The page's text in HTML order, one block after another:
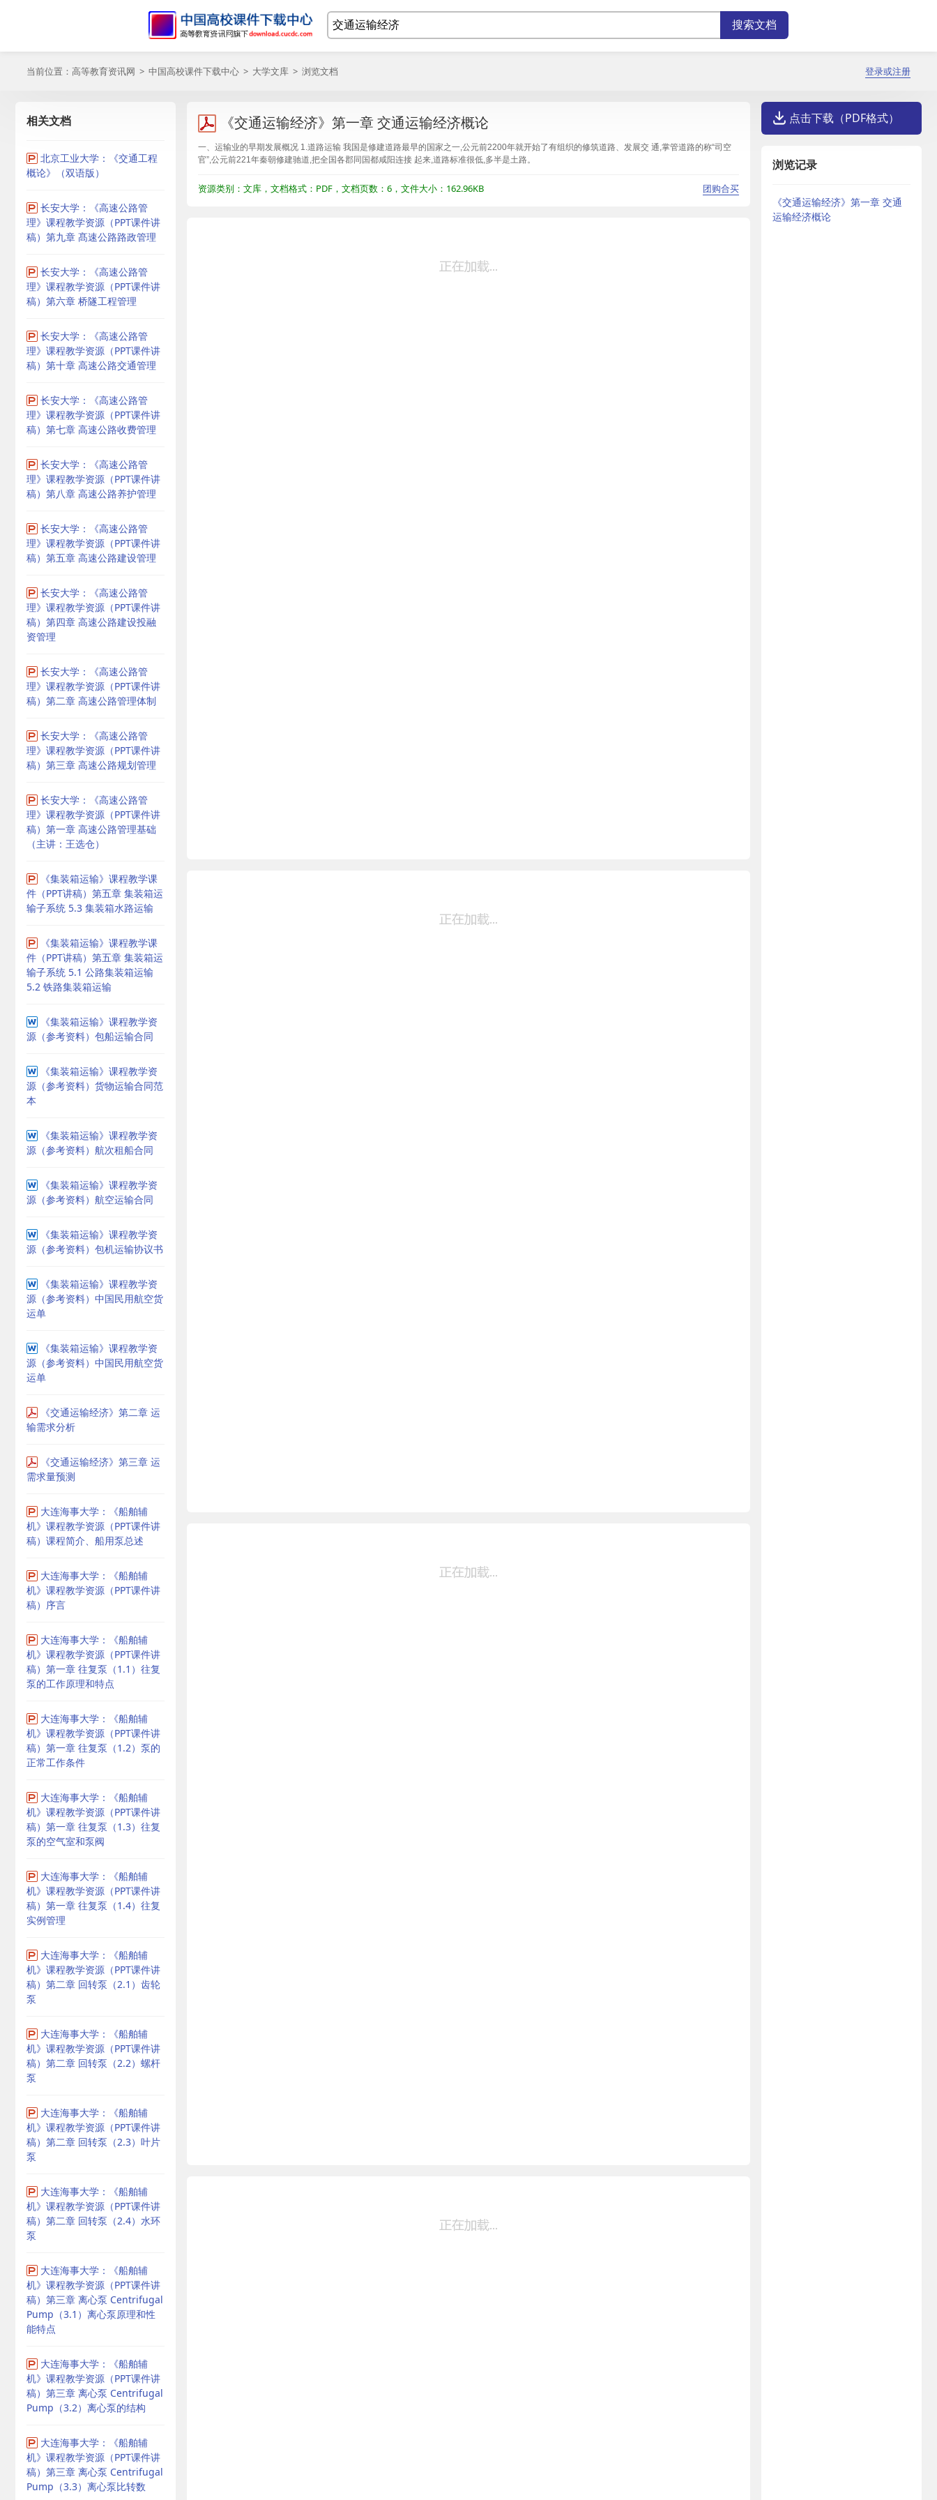
当前位置： 高等教育资讯网 > 中国高校课件下载中心 > 大学文库 > 浏览文档 登录或注册
相关文档
北京工业大学：《交通工程
概论》（双语版）
长安大学：《高速公路管
理》课程教学资源（PPT课件讲
稿）第九章 髙速公路路政管理
长安大学：《高速公路管
理》课程教学资源（PPT课件讲
稿）第六章 桥隧工程管理
长安大学：《高速公路管
理》课程教学资源（PPT课件讲
稿）第十章 高速公路交通管理
长安大学：《高速公路管
理》课程教学资源（PPT课件讲
稿）第七章 高速公路收费管理
长安大学：《高速公路管
理》课程教学资源（PPT课件讲
稿）第八章 高速公路养护管理
长安大学：《高速公路管
理》课程教学资源（PPT课件讲
稿）第五章 高速公路建设管理
长安大学：《高速公路管
理》课程教学资源（PPT课件讲
稿）第四章 高速公路建设投融
资管理
长安大学：《高速公路管
理》课程教学资源（PPT课件讲
稿）第二章 高速公路管理体制
长安大学：《高速公路管
理》课程教学资源（PPT课件讲
稿）第三章 高速公路规划管理
长安大学：《高速公路管
理》课程教学资源（PPT课件讲
稿）第一章 高速公路管理基础
（主讲：王选仓）
《集装箱运输》课程教学课
件（PPT讲稿）第五章 集装箱运
输子系统 5.3 集装箱水路运输
《集装箱运输》课程教学课
件（PPT讲稿）第五章 集装箱运
输子系统 5.1 公路集装箱运输
5.2 铁路集装箱运输
《集装箱运输》课程教学资
源（参考资料）包船运输合同
《集装箱运输》课程教学资
源（参考资料）货物运输合同范
本
《集装箱运输》课程教学资
源（参考资料）航次租船合同
《集装箱运输》课程教学资
源（参考资料）航空运输合同
《集装箱运输》课程教学资
源（参考资料）包机运输协议书
《集装箱运输》课程教学资
源（参考资料）中国民用航空货
运单
《集装箱运输》课程教学资
源（参考资料）中国民用航空货
运单
《交通运输经济》第二章 运
输需求分析
《交通运输经济》第三章 运
需求量预测
大连海事大学：《船舶辅
机》课程教学资源（PPT课件讲
稿）课程简介、船用泵总述
大连海事大学：《船舶辅
机》课程教学资源（PPT课件讲
稿）序言
大连海事大学：《船舶辅
机》课程教学资源（PPT课件讲
稿）第一章 往复泵（1.1）往复
泵的工作原理和特点
大连海事大学：《船舶辅
机》课程教学资源（PPT课件讲
稿）第一章 往复泵（1.2）泵的
正常工作条件
大连海事大学：《船舶辅
机》课程教学资源（PPT课件讲
稿）第一章 往复泵（1.3）往复
泵的空气室和泵阀
大连海事大学：《船舶辅
机》课程教学资源（PPT课件讲
稿）第一章 往复泵（1.4）往复
实例管理
大连海事大学：《船舶辅
机》课程教学资源（PPT课件讲
稿）第二章 回转泵（2.1）齿轮
泵
大连海事大学：《船舶辅
机》课程教学资源（PPT课件讲
稿）第二章 回转泵（2.2）螺杆
泵
大连海事大学：《船舶辅
机》课程教学资源（PPT课件讲
稿）第二章 回转泵（2.3）叶片
泵
大连海事大学：《船舶辅
机》课程教学资源（PPT课件讲
稿）第二章 回转泵（2.4）水环
泵
大连海事大学：《船舶辅
机》课程教学资源（PPT课件讲
稿）第三章 离心泵 Centrifugal
Pump（3.1）离心泵原理和性
能特点
大连海事大学：《船舶辅
机》课程教学资源（PPT课件讲
稿）第三章 离心泵 Centrifugal
Pump（3.2）离心泵的结构
大连海事大学：《船舶辅
机》课程教学资源（PPT课件讲
稿）第三章 离心泵 Centrifugal
Pump（3.3）离心泵比转数
《交通运输经济》第一章 交通运输经济概论
一、运输业的早期发展概况 1.道路运输 我国是修建道路最早的国家之一,公元前2200年就开始了有组织的修筑道路、发展交 通,掌管道路的称“司空
官”,公元前221年秦朝修建驰道,把全国各郡同国都咸阳连接 起来,道路标准很低,多半是土路。
团购合买
资源类别：文库，文档格式：PDF，文档页数：6，文件大小：162.96KB
点击下载（PDF格式）
浏览记录
《交通运输经济》第一章 交通
运输经济概论